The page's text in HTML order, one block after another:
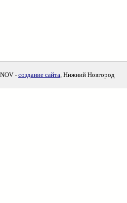
- создание сайта, Нижний Новгород